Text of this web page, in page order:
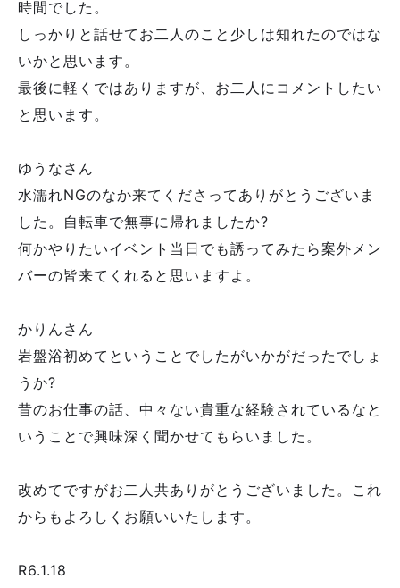
時間でした。
しっかりと話せてお二人のこと少しは知れたのではな
いかと思います。
最後に軽くではありますが、お二人にコメントしたい
と思います。
ゆうなさん
水濡れNGのなか来てくださってありがとうございま
した。自転車で無事に帰れましたか?
何かやりたいイベント当日でも誘ってみたら案外メン
バーの皆来てくれると思いますよ。
かりんさん
岩盤浴初めてということでしたがいかがだったでしょ
うか?
昔のお仕事の話、中々ない貴重な経験されているなと
いうことで興味深く聞かせてもらいました。
改めてですがお二人共ありがとうございました。これ
からもよろしくお願いいたします。
R6.1.18